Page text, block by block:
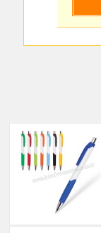
Feneri
Askısı
promosyon
PowerBank
&
Şarj
Kablosu
promosyon
Flash